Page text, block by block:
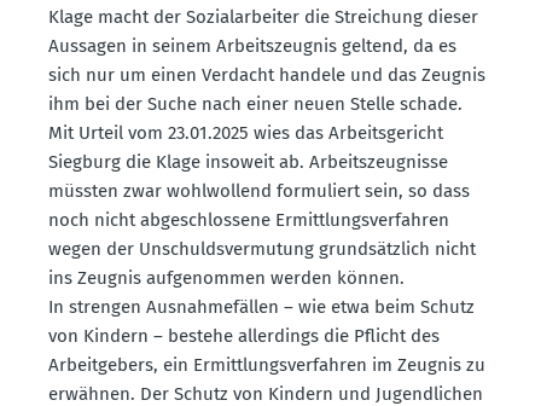
Klage macht der Sozial­ar­beiter die Strei­chung dieser
Aussagen in seinem Arbeits­zeugnis geltend, da es
sich nur um einen Verdacht handele und das Zeugnis
ihm bei der Suche nach einer neuen Stelle schade.
Mit Urteil vom 23.01.2025 wies das Arbeits­ge­richt
Siegburg die Klage insoweit ab. Arbeits­zeug­nisse
müssten zwar wohlwollend formu­liert sein, so dass
noch nicht abgeschlossene Ermitt­lungs­ver­fahren
wegen der Unschulds­ver­mutung grund­sätzlich nicht
ins Zeugnis aufge­nommen werden können.
In strengen Ausnah­me­fällen – wie etwa beim Schutz
von Kindern – bestehe aller­dings die Pflicht des
Arbeit­gebers, ein Ermitt­lungs­ver­fahren im Zeugnis zu
erwähnen. Der Schutz von Kindern und Jugend­lichen